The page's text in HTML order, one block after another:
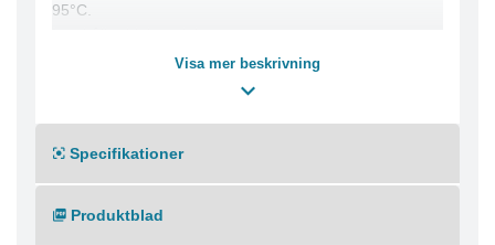
95°C.
Innehåller inte zeoliter.Visa mer beskrivning
Specifikationer
Produktblad